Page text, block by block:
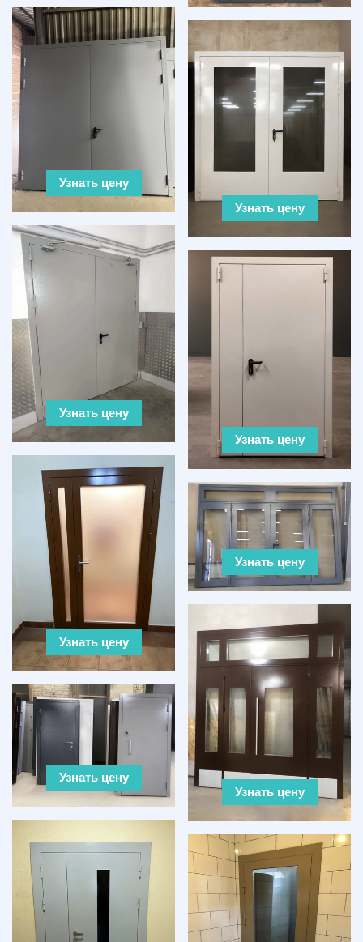
Узнать цену
Узнать цену
Узнать цену
Узнать цену
Узнать цену
Узнать цену
Узнать цену
Узнать цену